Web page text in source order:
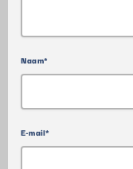
Naam*
E-mail*